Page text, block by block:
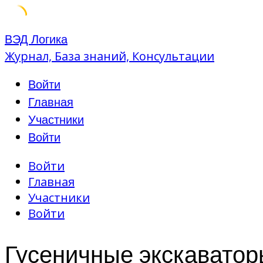
Skip
to
ВЭД Логика
Журнал, База знаний, Консультации
Войти
Главная
Участники
Войти
Войти
Главная
Участники
Войти
Гусеничные